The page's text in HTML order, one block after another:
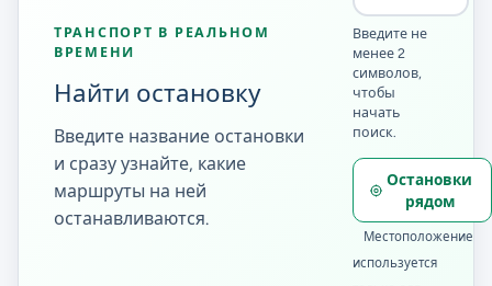
ТРАНСПОРТ В РЕАЛЬНОМ
ВРЕМЕНИ
Найти остановку
Введите название остановки
и сразу узнайте, какие
маршруты на ней
останавливаются.
Введите не
менее 2
символов,
чтобы
начать
поиск.
Остановки
рядом
Местоположение
используется